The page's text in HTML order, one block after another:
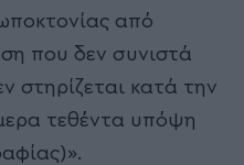
από
που δεν συνιστά
στηρίζεται κατά την
τεθέντα υπόψη